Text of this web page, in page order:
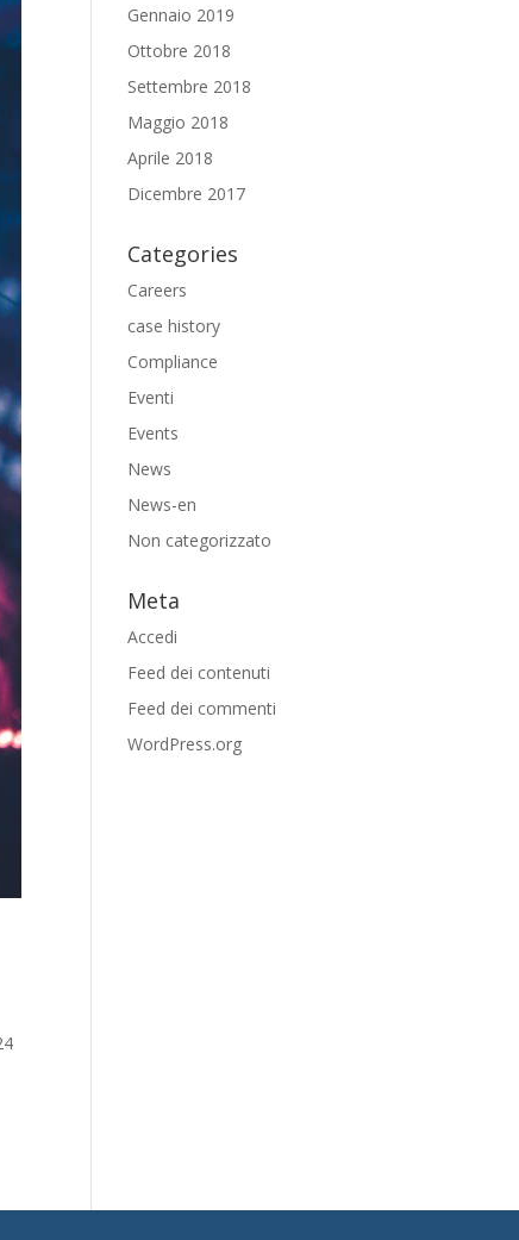
Gennaio 2019
Ottobre 2018
Settembre 2018
Maggio 2018
Aprile 2018
Dicembre 2017
Categories
Careers
case history
Compliance
Eventi
Events
News
News-en
Non categorizzato
Meta
Accedi
Feed dei contenuti
Feed dei commenti
WordPress.org